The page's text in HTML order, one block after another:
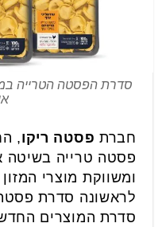
סדרת הפסטה הטרייה
חברת פסטה ריקו,
פסטה טרייה בשיטה
ומשווקת מוצרי
לראשונה סדרת
סדרת המוצרים